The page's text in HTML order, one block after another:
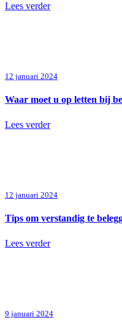
Lees verder
12 januari 2024
Waar moet u op letten bij
Lees verder
12 januari 2024
Tips om verstandig te
Lees verder
9 januari 2024